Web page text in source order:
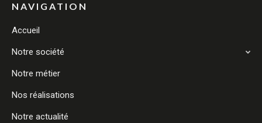
NAVIGATION
Accueil
Notre société
Notre métier
Nos réalisations
Notre actualité